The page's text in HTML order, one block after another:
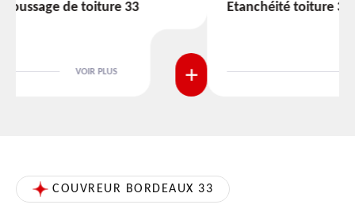
Etanchéité toiture 33
VOIR PLUS
COUVREUR BORDEAUX 33